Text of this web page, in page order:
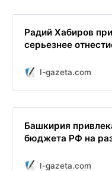
Радий Хабиров
серьезнее
I-gazeta.com
Башкирия
бюджета РФ на
I-gazeta.com